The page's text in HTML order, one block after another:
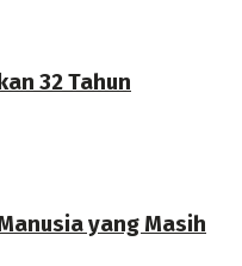
32 Tahun
yang Masih